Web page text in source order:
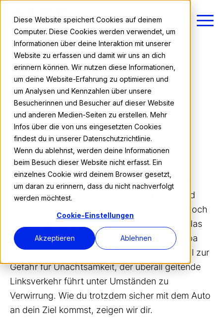
Diese Website speichert Cookies auf deinem
Computer. Diese Cookies werden verwendet, um
Informationen über deine Interaktion mit unserer
Website zu erfassen und damit wir uns an dich
erinnern können. Wir nutzen diese Informationen,
um deine Website-Erfahrung zu optimieren und
um Analysen und Kennzahlen über unsere
Besucherinnen und Besucher auf dieser Website
und anderen Medien-Seiten zu erstellen. Mehr
Infos über die von uns eingesetzten Cookies
findest du in unserer Datenschutzrichtlinie.
Wenn du ablehnst, werden deine Informationen
beim Besuch dieser Website nicht erfasst. Ein
einzelnes Cookie wird deinem Browser gesetzt,
um daran zu erinnern, dass du nicht nachverfolgt
werden möchtest.
Cookie-Einstellungen
Akzeptieren Ablehnen
Verkehrsregeln in
Australien und
Neuseeland
AIFS Team
06.08.2025 10:45
Unendliche Weiten, beeindruckende
Landschaften und eine einmalige Tierwelt: In
Australien und Neuseeland gibt es rechts und
links abseits der Straßen einiges zu sehen. Doch
solltest du nicht unterschätzen, wie anders das
Autofahren in Ozeanien verglichen mit Europa
sein kann. Die weiten Straßen werden schnell zur
Gefahr für Unachtsamkeit, der überall geltende
Linksverkehr führt unter Umständen zu
Verwirrung. Wie du trotzdem sicher mit dem Auto
an dein Ziel kommst, zeigen wir dir.